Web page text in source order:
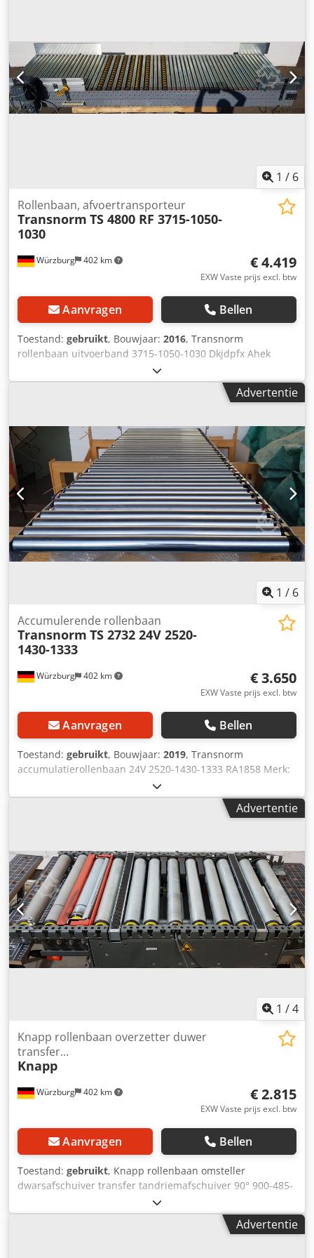
voor persoonlijk, deskundig advies. Neem gewoon
telefonisch of per e-mail contact met ons op. We helpen je
graag bij het plannen en realiseren van je projecten. We
kijken ernaar uit van u te horen. Dodpfsk Abhdex Ahgskr
Met vriendelijke groet Uw team bij Dr. Sonntag GmbH &
Co. KG Uw specialist en contactpersoon voor intralogistiek
1 / 6
Würzburg 402 km
Rollenbaan, afvoertransporteur
Transnorm TS 4800 RF 3715-1050-
1030
€ 4.419
EXW Vaste prijs excl. btw
Aanvragen Bellen
Toestand: gebruikt, Bouwjaar: 2016, Transnorm
rollenbaan uitvoerband 3715-1050-1030 Dkjdpfx Ahek
Abhhsgor RA1854 Merk: Transnorm Rolbreedte (RB): 1030,
stalen rollen Nominale breedte/buitenbreedte (NB): 1050
mm Lengte: 3715 mm Frame hoogte: 250 mm Diameter
loswalsen afzonderlijk regelbaar Motor MOVI-Mot 3x300-
500V 1,5kW Transportsnelheid: vrij instelbaar met
frequentieregelaar Leveringsomvang: zonder steunen (op
aanvraag) Neem gewoon contact met ons op voor een
persoonlijk en deskundig advies. Neem gewoon telefonisch
of per e-mail contact met ons op. We helpen je graag bij
het plannen en realiseren van je projecten. We kijken
ernaar uit van u te horen. Met vriendelijke groet Uw team
bij Dr. Sonntag GmbH & Co. KG Uw specialist en
contactpersoon voor intralogistiek
Advertentie
1 / 6
Würzburg 402 km
Accumulerende rollenbaan
Transnorm TS 2732 24V 2520-
1430-1333
€ 3.650
EXW Vaste prijs excl. btw
Aanvragen Bellen
Toestand: gebruikt, Bouwjaar: 2019, Transnorm
accumulatierollenbaan 24V 2520-1430-1333 RA1858 Merk:
Transnorm Looprichting: beide richtingen Rolbreedte (RB):
1333 mm Nominale breedte/buitenbreedte (NB): 1430 mm
Lengte: 2520 mm Diameter rollen: 50 mm Afstand tussen
accumulatieposities in totaal Transportsnelheid: vrij
instelbaar tot 1,25 m/s met SEW-rollenmotor Optioneel
verkrijgbaar: Ondersteunt Djdpjk Abh Esfx Ahgskr Neem
gewoon contact met ons op voor persoonlijk, deskundig
advies. Neem gewoon telefonisch of per e-mail contact met
ons op. We helpen je graag bij het plannen en realiseren
van je projecten. We kijken ernaar uit van u te horen. Met
vriendelijke groet Uw team bij Dr. Sonntag GmbH & Co. KG
Advertentie
1 /4
Würzburg 402 km
Knapp rollenbaan overzetter duwer
transfer...
Knapp
€ 2.815
EXW Vaste prijs excl. btw
Aanvragen Bellen
Toestand: gebruikt, Knapp rollenbaan omsteller
dwarsafschuiver transfer tandriemafschuiver 90° 900-485-
425 RA1876 Fabrikant: Knapp Dsdok Abixepfx Ahgjkr
Looprichting: beide richtingen Rolbreedte (RB): 425 mm
Nominale/buitenbreedte (NB): 485 mm Lengte: 900 mm
Advertentie